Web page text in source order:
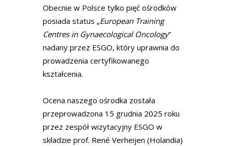
Obecnie w Polsce tylko pięć ośrodków
posiada status „European Training
Centres in Gynaecological Oncology”
nadany przez ESGO, który uprawnia do
prowadzenia certyfikowanego
kształcenia.
Ocena naszego ośrodka została
przeprowadzona 15 grudnia 2025 roku
przez zespół wizytacyjny ESGO w
składzie prof. René Verheijen (Holandia)